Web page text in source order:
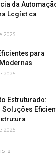
da
Logística
2025
para
2025
Estruturado:
Soluções
2025